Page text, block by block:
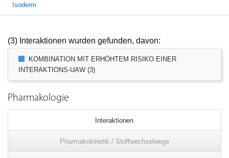
Isoderm
(3) Interaktionen wurden gefunden, davon:
KOMBINATION MIT ERHÖHTEM RISIKO EINER
INTERAKTIONS-UAW (3)
Pharmakologie
Interaktionen
Pharmakokinetik / Stoffwechselwege